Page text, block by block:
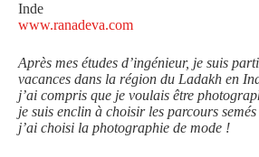
Inde
www.ranadeva.com
Après mes études d’ingénieur, je suis
vacances dans la région du Ladakh en
j’ai compris que je voulais être
je suis enclin à choisir les parcours semés
j’ai choisi la photographie de mode !